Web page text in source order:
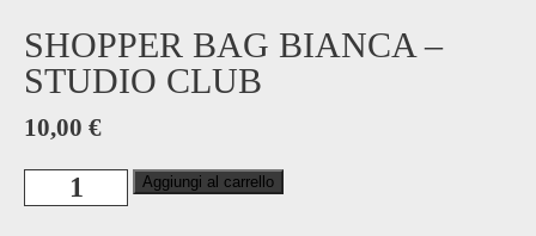
SHOPPER BAG BIANCA –
STUDIO CLUB
10,00 €
Shopper
Bianca
Aggiungi al carrello